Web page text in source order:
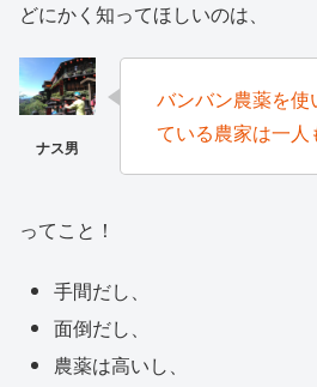
どにかく知ってほしいのは、
バンバン農薬を使
ている農家は一人
ってこと！
手間だし、
面倒だし、
農薬は高いし、